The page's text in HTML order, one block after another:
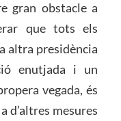
gran obstacle a
que tots els
altra presidència
enutjada i un
vegada, és
d’altres mesures